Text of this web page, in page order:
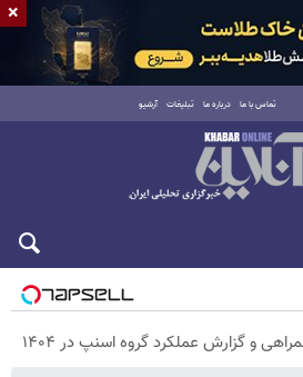
تماس با ما درباره ما تبلیغات آرشیو
و گزارش عملکرد گروه اسنپ در ۱۴۰۴
×